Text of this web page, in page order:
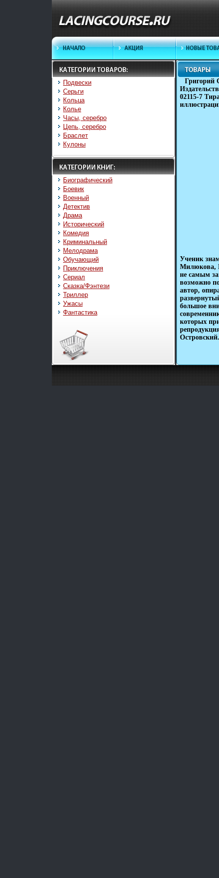
Подвески
Серьги
Кольца
Колье
Часы, серебро
Цепь, серебро
Браслет
Кулоны
Биографический
Боевик
Военный
Детектив
Драма
Исторический
Комедия
Криминальный
Мелодрама
Обучающий
Приключения
Сериал
Сказка/Фэнтези
Триллер
Ужасы
Фантастика
Григорий
02115-7
Ученик
Милюкова,
не самым
возможно
автор,
большое
которых
Островский.